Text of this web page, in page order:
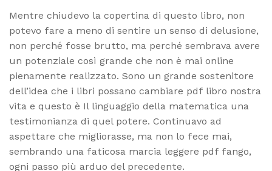
Mentre chiudevo la copertina di questo libro, non
potevo fare a meno di sentire un senso di delusione,
non perché fosse brutto, ma perché sembrava avere
un potenziale così grande che non è mai online
pienamente realizzato. Sono un grande sostenitore
dell’idea che i libri possano cambiare pdf libro nostra
vita e questo è Il linguaggio della matematica una
testimonianza di quel potere. Continuavo ad
aspettare che migliorasse, ma non lo fece mai,
sembrando una faticosa marcia leggere pdf fango,
ogni passo più arduo del precedente.